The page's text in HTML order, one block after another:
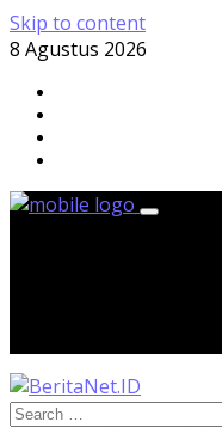
Skip to content
8 Agustus 2026